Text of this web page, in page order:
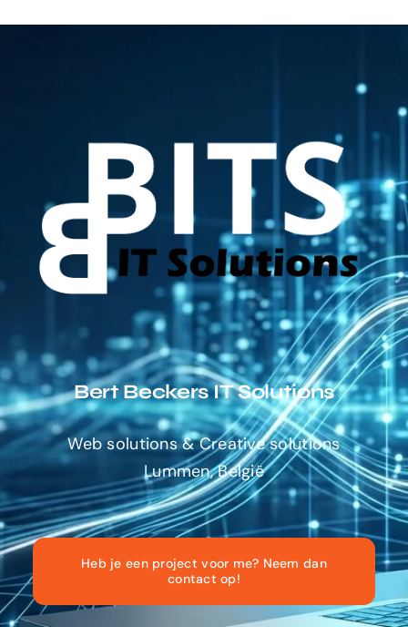
Bert Beckers IT Solutions
Web solutions & Creative solutions
Lummen, België
Heb je een project voor me? Neem dan
contact op!